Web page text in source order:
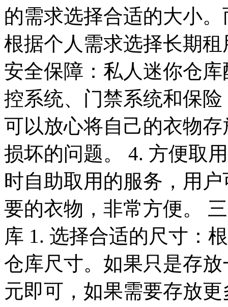
的需求选择合适的大小
根据个人需求选择长期
安全保障：私人迷你仓
控系统、门禁系统和保
可以放心将自己的衣物
损坏的问题。 4. 方便取
时自助取用的服务，用
要的衣物，非常方便。
库 1. 选择合适的尺寸：
仓库尺寸。如果只是存
元即可，如果需要存放